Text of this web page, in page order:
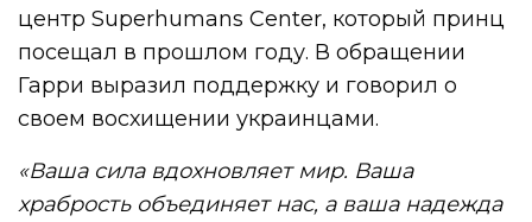
центр Superhumans Center, который принц
посещал в прошлом году. В обращении
Гарри выразил поддержку и говорил о
своем восхищении украинцами.
«Ваша сила вдохновляет мир. Ваша
храбрость объединяет нас, а ваша надежда